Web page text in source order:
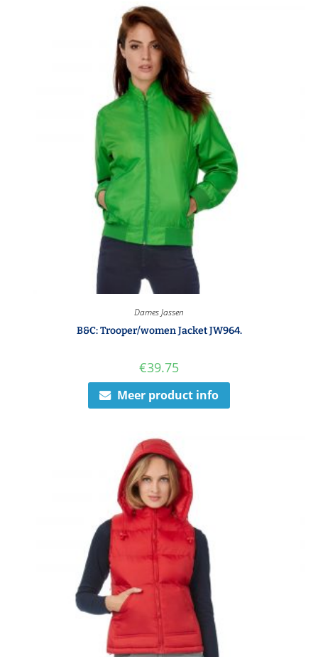
Dames Jassen
B&C: Trooper/women Jacket JW964.
€39.75
Meer product info